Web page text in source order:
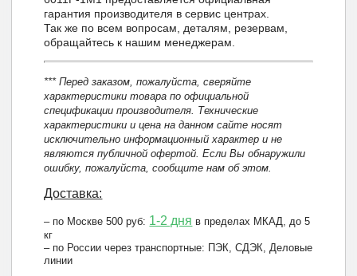
гарантия производителя в сервис центрах.
Так же по всем вопросам, деталям, резервам,
обращайтесь к нашим менеджерам.
*** Перед заказом, пожалуйста, сверяйте
характеристики товара по официальной
спецификации производителя. Технические
характеристики и цена на данном сайте носят
исключительно информационный характер и не
являются публичной офертой. Если Вы обнаружили
ошибку, пожалуйста, сообщите нам об этом.
Доставка:
– по Москве 500 руб: 1-2 дня в пределах МКАД, до 5
кг
– по России через транспортные: ПЭК, СДЭК, Деловые
линии